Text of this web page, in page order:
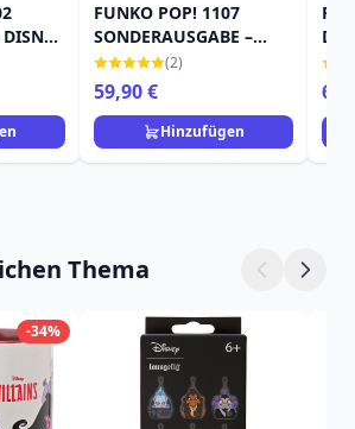
STEIN
FUNKO POP! 1107
SONDERAUSGABE –
DISNEY WORLD 50.
KÖNIGIN DER HERZEN
IN BECHER – ALICE IM
WUNDERLAND
(2)
59,90 €
Hinzufügen
Thema
-34%